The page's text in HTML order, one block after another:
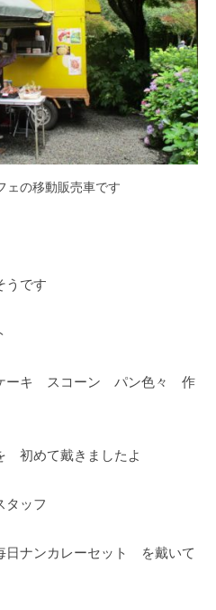
の移動販売車です
うです
キ スコーン パン色々 作
初めて戴きましたよ
タッフ
日ナンカレーセット を戴いて